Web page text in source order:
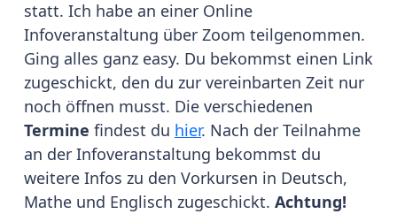
statt. Ich habe an einer Online
Infoveranstaltung über Zoom teilgenommen.
Ging alles ganz easy. Du bekommst einen Link
zugeschickt, den du zur vereinbarten Zeit nur
noch öffnen musst. Die verschiedenen
Termine findest du hier. Nach der Teilnahme
an der Infoveranstaltung bekommst du
weitere Infos zu den Vorkursen in Deutsch,
Mathe und Englisch zugeschickt. Achtung!